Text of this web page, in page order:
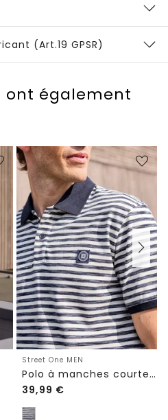
(Art.19 GPSR)
ont également
Street One MEN
Polo à manches courtes en structure piquée
39,99 €